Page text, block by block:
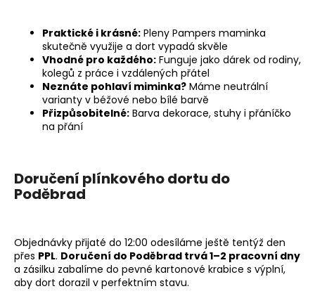
Praktické i krásné: Pleny Pampers maminka
skutečně využije a dort vypadá skvěle
Vhodné pro každého: Funguje jako dárek od rodiny,
kolegů z práce i vzdálených přátel
Neznáte pohlaví miminka? Máme neutrální
varianty v béžové nebo bílé barvě
Přizpůsobitelné: Barva dekorace, stuhy i přáníčko
na přání
Doručení plínkového dortu do
Poděbrad
Objednávky přijaté do 12:00 odesíláme ještě tentýž den
přes PPL. Doručení do Poděbrad trvá 1–2 pracovní dny
a zásilku zabalíme do pevné kartonové krabice s výplní,
aby dort dorazil v perfektním stavu.
HLEDAT
č
u
m
e